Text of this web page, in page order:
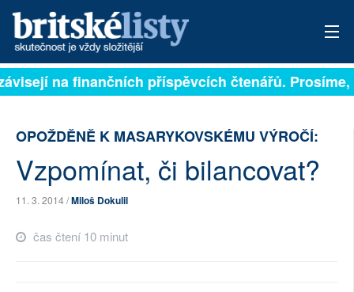
PŘIHLÁSIT
TÉMATA
na finančních příspěvcích čtenářů. Prosíme,
OPOŽDĚNĚ K MASARYKOVSKÉMU VÝROČÍ:
Vzpomínat, či bilancovat?
11. 3. 2014 /Miloš Dokulil
čas čtení 10 minut